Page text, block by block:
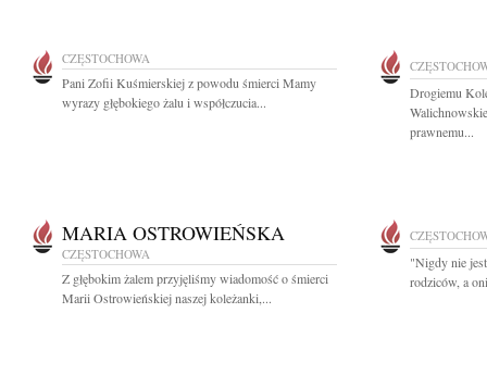
CZĘSTOCHOWA
Pani Zofii Kuśmierskiej z powodu śmierci Mamy
wyrazy głębokiego żalu i współczucia...
Drogiemu
prawnemu...
MARIA OSTROWIEŃSKA
CZĘSTOCHOWA
Z głębokim żalem przyjęliśmy wiadomość o śmierci
Marii Ostrowieńskiej naszej koleżanki,...
"Nigdy nie
rodziców, a